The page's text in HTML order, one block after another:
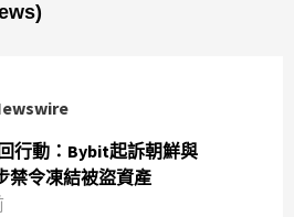
行動：Bybit起訴朝鮮與
禁令凍結被盜資產